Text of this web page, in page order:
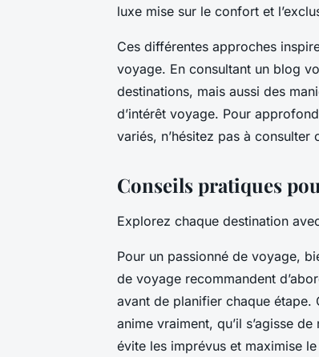
luxe mise sur le confort et
Ces différentes approches
voyage. En consultant un blog
destinations, mais aussi des
d’intérêt voyage. Pour
variés, n’hésitez pas à consulter
Conseils pratiques
Explorez chaque destination
Pour un passionné de voyage,
de voyage recommandent
avant de planifier chaque étape.
anime vraiment, qu’il s’agisse
évite les imprévus et maximise